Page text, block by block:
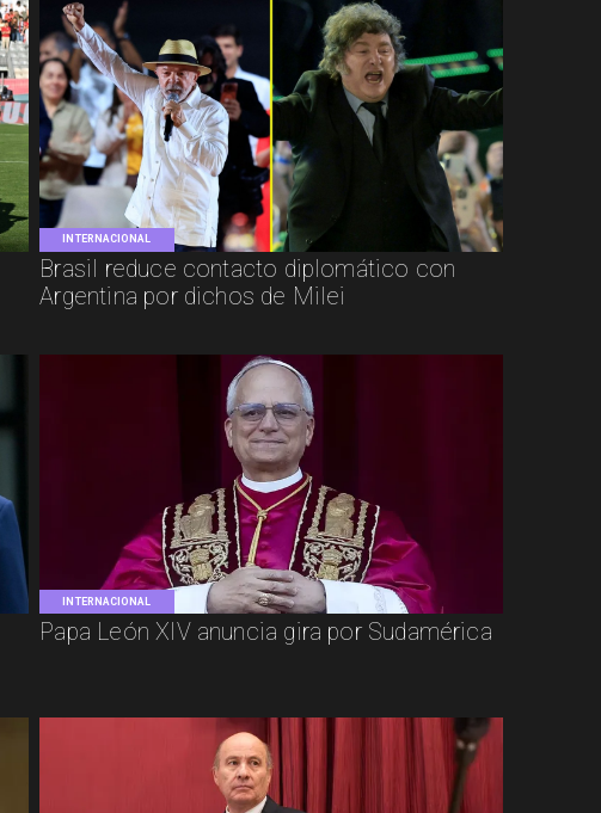
INTERNACIONAL
Brasil reduce contacto diplomático con
Argentina por dichos de Milei
INTERNACIONAL
Papa León XIV anuncia gira por Sudamérica